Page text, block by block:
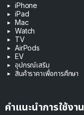
iPhone
iPad
Mac
Watch
TV
AirPods
EV
อุปกรณ์เสริม
สินค้าราคาเพื่อการศึกษา
คำแนะนำการใช้งาน